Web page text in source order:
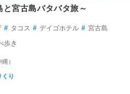
宮古島バタバタ旅～
# タコス # デイゴホテル # 宮古島
歩き
）
くり